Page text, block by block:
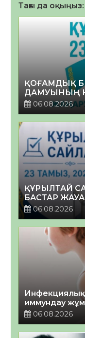
Тағы да оқыңыз:
ҚОҒАМДЫҚ
ДАМУЫНЫҢ
06.08.2026
ҚҰРЫЛТАЙ
БАСТАР
06.08.2026
Инфекциялық
иммундау
06.08.2026